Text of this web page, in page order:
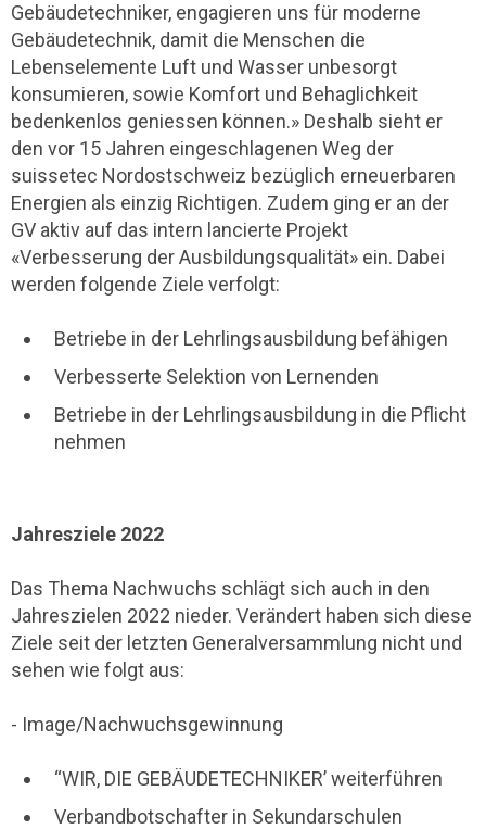
Gebäudetechniker, engagieren uns für moderne
Gebäudetechnik, damit die Menschen die
Lebenselemente Luft und Wasser unbesorgt
konsumieren, sowie Komfort und Behaglichkeit
bedenkenlos geniessen können.» Deshalb sieht er
den vor 15 Jahren eingeschlagenen Weg der
suissetec Nordostschweiz bezüglich erneuerbaren
Energien als einzig Richtigen. Zudem ging er an der
GV aktiv auf das intern lancierte Projekt
«Verbesserung der Ausbildungsqualität» ein. Dabei
werden folgende Ziele verfolgt:
Betriebe in der Lehrlingsausbildung befähigen
Verbesserte Selektion von Lernenden
Betriebe in der Lehrlingsausbildung in die Pflicht
nehmen
Jahresziele 2022
Das Thema Nachwuchs schlägt sich auch in den
Jahreszielen 2022 nieder. Verändert haben sich diese
Ziele seit der letzten Generalversammlung nicht und
sehen wie folgt aus:
- Image/Nachwuchsgewinnung
“WIR, DIE GEBÄUDETECHNIKER’ weiterführen
Verbandbotschafter in Sekundarschulen